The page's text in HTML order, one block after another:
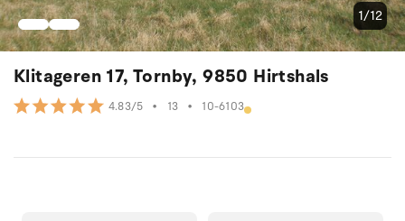
Klitageren 17, Tornby, 9850 Hirtshals
4.83/5 • 13 • 10-6103
1/12